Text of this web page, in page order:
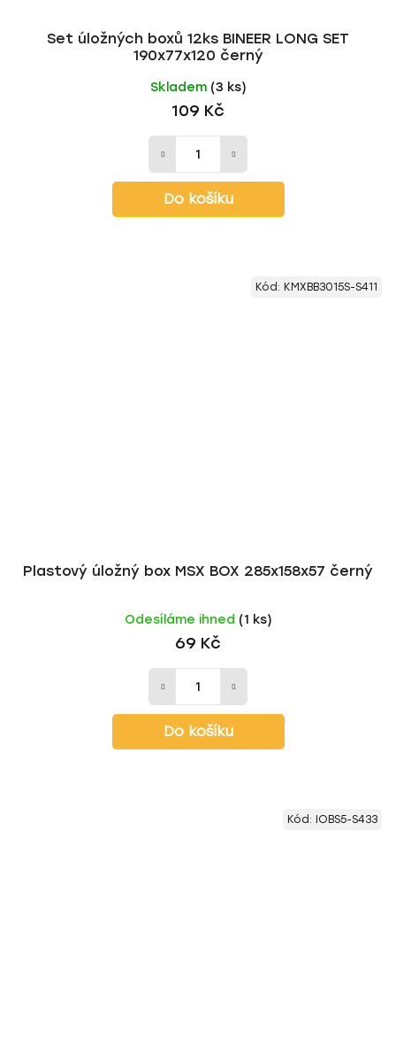
Set úložných boxů 12ks BINEER LONG SET
190x77x120 černý
Skladem (3 ks)
109 Kč
Do košíku
Plastový úložný box MSX BOX 285x158x57 černý
Odesíláme ihned (1 ks)
69 Kč
Do košíku
Kód: KMXBB3015S-S411
Kód: IOBS5-S433